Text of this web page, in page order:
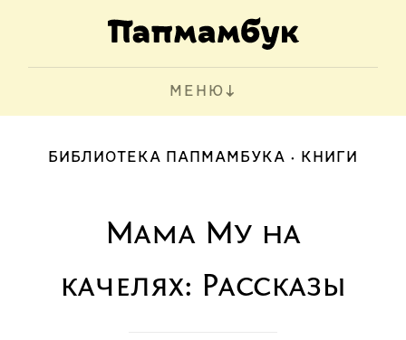
МЕНЮ
БИБЛИОТЕКА ПАПМАМБУКА КНИГИ
Мама Му на
качелях: Рассказы